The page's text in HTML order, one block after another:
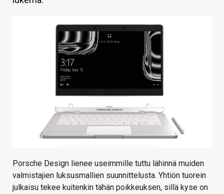
Porsche Design lienee useimmille tuttu lähinnä muiden
valmistajien luksusmallien suunnittelusta. Yhtiön tuorein
julkaisu tekee kuitenkin tähän poikkeuksen, sillä kyse on